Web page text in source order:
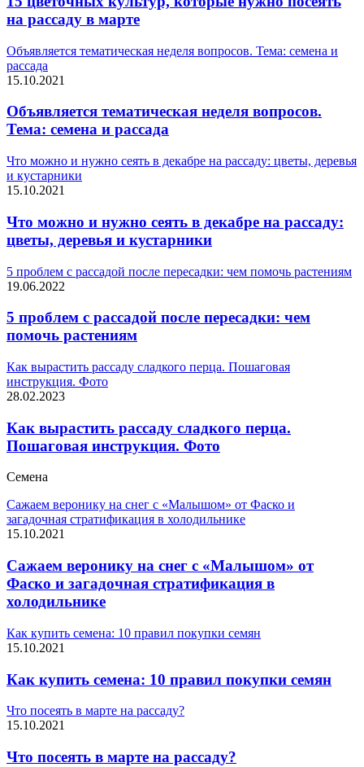
на рассаду в марте
Объявляется тематическая неделя вопросов. Тема: семена и
рассада
15.10.2021
Объявляется тематическая неделя вопросов.
Тема: семена и рассада
Что можно и нужно сеять в декабре на рассаду: цветы, деревья
и кустарники
15.10.2021
Что можно и нужно сеять в декабре на рассаду:
цветы, деревья и кустарники
5 проблем с рассадой после пересадки: чем помочь растениям
19.06.2022
5 проблем с рассадой после пересадки: чем
помочь растениям
Как вырастить рассаду сладкого перца. Пошаговая
инструкция. Фото
28.02.2023
Как вырастить рассаду сладкого перца.
Пошаговая инструкция. Фото
Семена
Сажаем веронику на снег с «Малышом» от Фаско и
загадочная стратификация в холодильнике
15.10.2021
Сажаем веронику на снег с «Малышом» от
Фаско и загадочная стратификация в
холодильнике
Как купить семена: 10 правил покупки семян
15.10.2021
Как купить семена: 10 правил покупки семян
Что посеять в марте на рассаду?
15.10.2021
Что посеять в марте на рассаду?